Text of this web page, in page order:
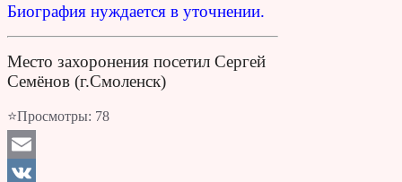
Биография нуждается в уточнении.
Место захоронения посетил Сергей
Семёнов (г.Смоленск)
⭐Просмотры: 78
Email